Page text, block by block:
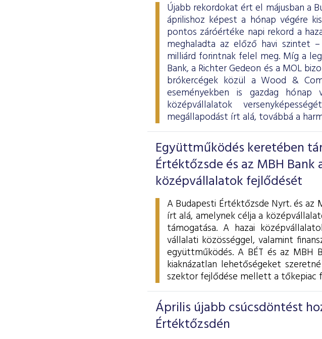
Újabb rekordokat ért el májusban a
áprilishoz képest a hónap végére
pontos záróértéke napi rekord a
meghaladta az előző havi szintet
milliárd forintnak felel meg. Míg a
Bank, a Richter Gedeon és a MOL
brókercégek közül a Wood &
eseményekben is gazdag
középvállalatok
megállapodást írt alá, továbbá a
Együttműködés keretében
Értéktőzsde és az MBH Bank
középvállalatok fejlődését
A Budapesti Értéktőzsde Nyrt. és az
írt alá, amelynek célja a
támogatása. A hazai
vállalati közösséggel, valamint
együttműködés. A BÉT és az MBH
kiaknázatlan lehetőségeket
szektor fejlődése mellett a tőkepiac
Április újabb csúcsdöntést
Értéktőzsdén